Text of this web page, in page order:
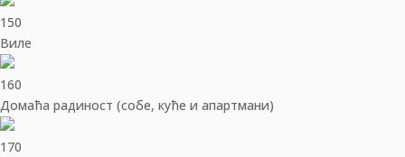
150
Виле
160
Домаћа радиност (собе, куће и апартмани)
170